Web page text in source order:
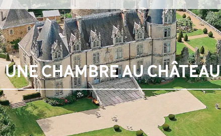
UNE CHAMBRE AU CHÂTEAU